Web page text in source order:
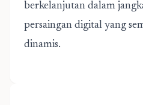
berkelanjutan dalam
persaingan digital yang
dinamis.